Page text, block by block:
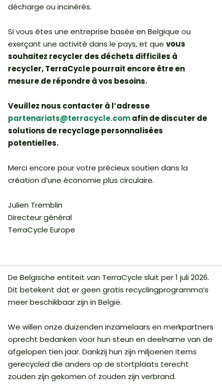
décharge ou incinérés.
Si vous êtes une entreprise basée en Belgique ou
exerçant une activité dans le pays, et que vous
souhaitez recycler des déchets difficiles à
recycler, TerraCycle pourrait encore être en
mesure de répondre à vos besoins.
Veuillez nous contacter à l’adresse
partenariats@terracycle.comafin de discuter de
solutions de recyclage personnalisées
potentielles.
Merci encore pour votre précieux soutien dans la
création d’une économie plus circulaire.
Julien Tremblin
Directeur général
TerraCycle Europe
De Belgische entiteit van TerraCycle sluit per 1 juli 2026.
Dit betekent dat er geen gratis recyclingprogramma’s
meer beschikbaar zijn in België.
We willen onze duizenden inzamelaars en merkpartners
oprecht bedanken voor hun steun en deelname van de
afgelopen tien jaar. Dankzij hun zijn miljoenen items
gerecycled die anders op de stortplaats terecht
zouden zijn gekomen of zouden zijn verbrand.